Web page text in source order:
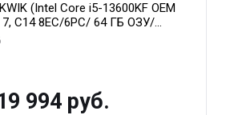
(Intel Core i5-13600KF OEM
C14 8EC/6PC/ 64 ГБ ОЗУ/
GAMING OC 8GB GDDR7 128bit
994 руб.